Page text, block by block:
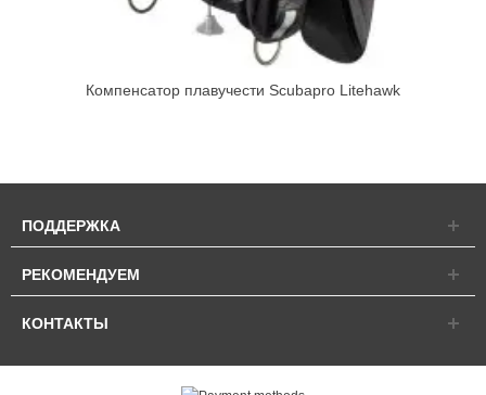
Компенсатор плавучести Scubapro Litehawk
ПОДДЕРЖКА
РЕКОМЕНДУЕМ
КОНТАКТЫ